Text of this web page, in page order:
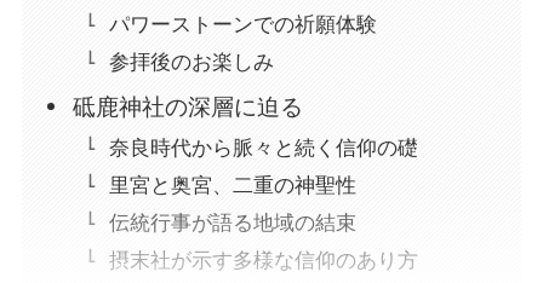
パワーストーンでの祈願体験
参拝後のお楽しみ
砥鹿神社の深層に迫る
奈良時代から脈々と続く信仰の礎
里宮と奥宮、二重の神聖性
伝統行事が語る地域の結束
摂末社が示す多様な信仰のあり方